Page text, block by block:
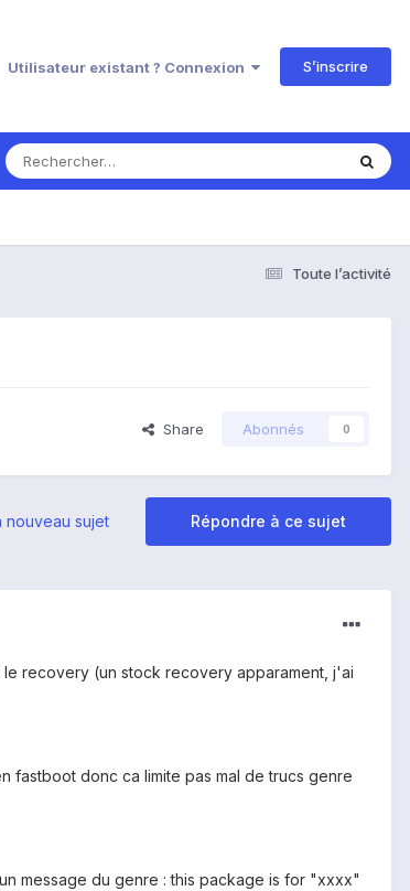
Utilisateur existant ? Connexion S’inscrire
Toute l’activité
Share Abonnés 0
Répondre à ce sujet
nouveau sujet
recovery (un stock recovery apparament, j'ai
fastboot donc ca limite pas mal de trucs genre
message du genre : this package is for "xxxx"